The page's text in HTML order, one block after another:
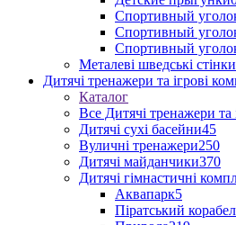
Спортивный
Спортивный
Спортивный
Металеві шведські стінки
Дитячі тренажери та ігрові
Каталог
Все Дитячі тренажери та
Дитячі сухі басейни45
Вуличні тренажери250
Дитячі майданчики370
Дитячі гімнастичні
Аквапарк5
Піратський